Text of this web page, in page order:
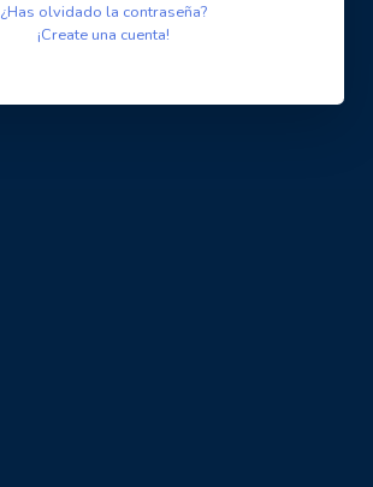
¿Has olvidado la contraseña?
¡Create una cuenta!